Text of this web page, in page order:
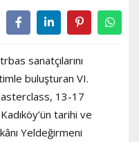
sanatçılarını
buluşturan VI.
13-17
tarihi ve
Yeldeğirmeni